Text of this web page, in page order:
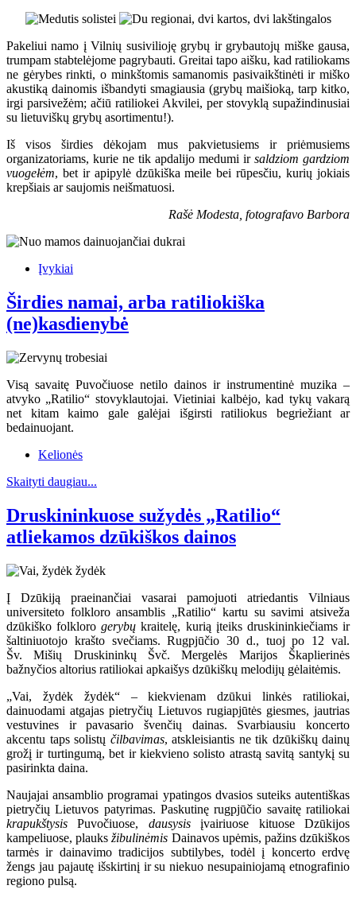
Pakeliui namo į Vilnių susivilioję grybų ir grybautojų miške gausa,
trumpam stabtelėjome pagrybauti. Greitai tapo aišku, kad ratiliokams
ne gėrybes rinkti, o minkštomis samanomis pasivaikštinėti ir miško
akustiką dainomis išbandyti smagiausia (grybų maišioką, tarp kitko,
irgi parsivežėm; ačiū ratiliokei Akvilei, per stovyklą supažindinusiai
su lietuviškų grybų asortimentu!).
Iš visos širdies dėkojam mus pakvietusiems ir priėmusiems
organizatoriams, kurie ne tik apdalijo medumi ir saldziom gardziom
vuogełėm, bet ir apipylė dzūkiška meile bei rūpesčiu, kurių jokiais
krepšiais ar saujomis neišmatuosi.
Rašė Modesta, fotografavo Barbora
Įvykiai
Širdies namai, arba ratiliokiška
(ne)kasdienybė
Visą savaitę Puvočiuose netilo dainos ir instrumentinė muzika –
atvyko „Ratilio“ stovyklautojai. Vietiniai kalbėjo, kad tykų vakarą
net kitam kaimo gale galėjai išgirsti ratiliokus begriežiant ar
bedainuojant.
Kelionės
Skaityti daugiau...
Druskininkuose sužydės „Ratilio“
atliekamos dzūkiškos dainos
Į Dzūkiją praeinančiai vasarai pamojuoti atriedantis Vilniaus
universiteto folkloro ansamblis „Ratilio“ kartu su savimi atsiveža
dzūkiško folklorogerybų kraitelę, kurią įteiks druskininkiečiams ir
šaltiniuotojo krašto svečiams. Rugpjūčio 30 d., tuoj po 12 val.
Šv. Mišių Druskininkų Švč. Mergelės Marijos Škaplierinės
bažnyčios altorius ratiliokai apkaišys dzūkiškų melodijų gėlaitėmis.
„Vai, žydėk žydėk“ – kiekvienam dzūkui linkės ratiliokai,
dainuodami atgajas pietryčių Lietuvos rugiapjūtės giesmes, jautrias
vestuvines ir pavasario švenčių dainas. Svarbiausiu koncerto
akcentu taps solistų čilbavimas, atskleisiantis ne tik dzūkiškų dainų
grožį ir turtingumą, bet ir kiekvieno solisto atrastą savitą santykį su
pasirinkta daina.
Naujajai ansamblio programai ypatingos dvasios suteiks autentiškas
pietryčių Lietuvos patyrimas. Paskutinę rugpjūčio savaitę ratiliokai
krapukštysis Puvočiuose, dausysisįvairiuose kituose Dzūkijos
kampeliuose, plauksžibulinėmis Dainavos upėmis, pažins dzūkiškos
tarmės ir dainavimo tradicijos subtilybes, todėl į koncerto erdvę
žengs jau pajautę išskirtinį ir su niekuo nesupainiojamą etnografinio
regiono pulsą.